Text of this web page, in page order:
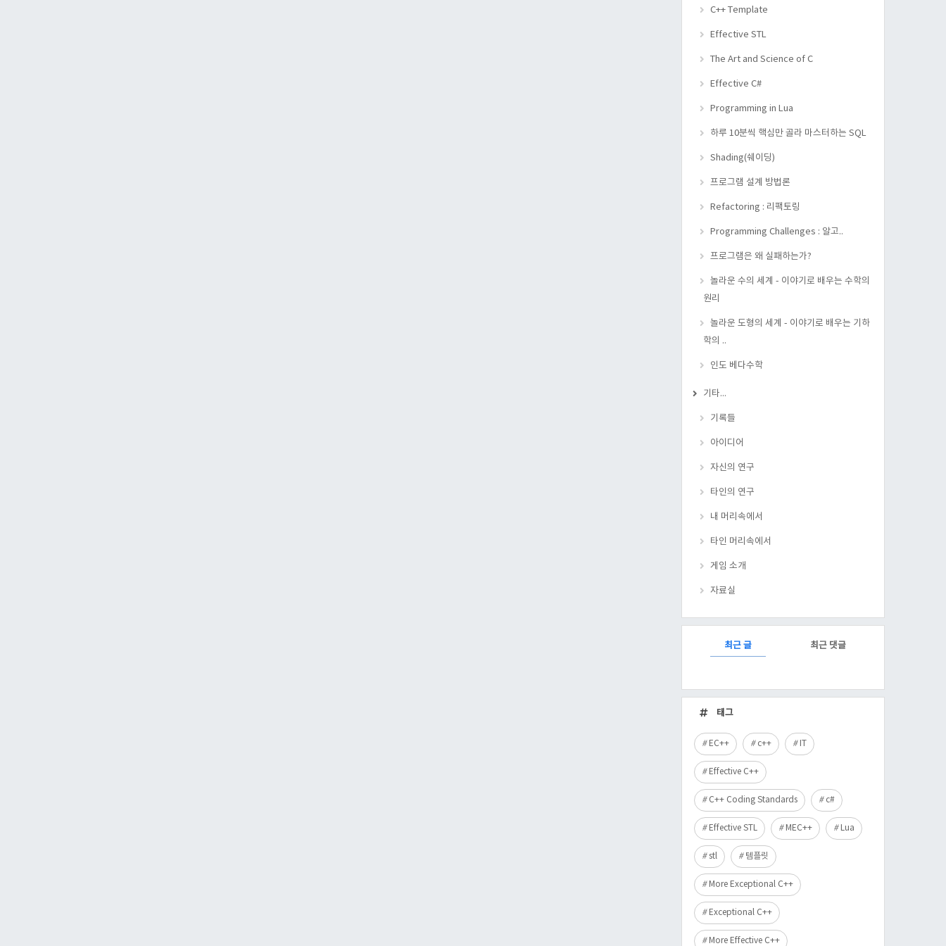
C++ Template
Effective STL
The Art and Science of C
Effective C#
Programming in Lua
하루 10분씩 핵심만 골라 마스터하는 SQL
Shading(쉐이딩)
프로그램 설계 방법론
Refactoring : 리팩토링
Programming Challenges : 알고..
프로그램은 왜 실패하는가?
놀라운 수의 세계 - 이야기로 배우는 수학의
원리
놀라운 도형의 세계 - 이야기로 배우는 기하
학의 ..
인도 베다수학
기타...
기록들
아이디어
자신의 연구
타인의 연구
내 머리속에서
타인 머리속에서
게임 소개
자료실
RECENTLY최근 글 최근 댓글
근
글
태그
EC++ c++ IT
Effective C++
C++ Coding Standards c#
Effective STL MEC++ Lua
stl 템플릿
More Exceptional C++
Exceptional C++
More Effective C++